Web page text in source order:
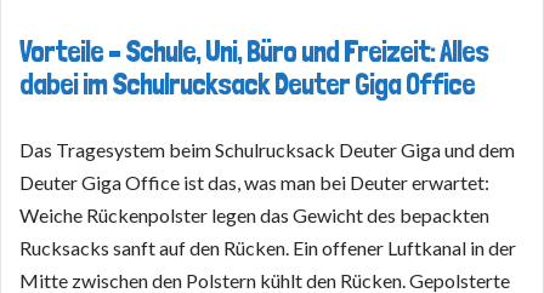
Vorteile – Schule, Uni, Büro und Freizeit: Alles
dabei im Schulrucksack Deuter Giga Office
Das Tragesystem beim Schulrucksack Deuter Giga und dem
Deuter Giga Office ist das, was man bei Deuter erwartet:
Weiche Rückenpolster legen das Gewicht des bepackten
Rucksacks sanft auf den Rücken. Ein offener Luftkanal in der
Mitte zwischen den Polstern kühlt den Rücken. Gepolsterte